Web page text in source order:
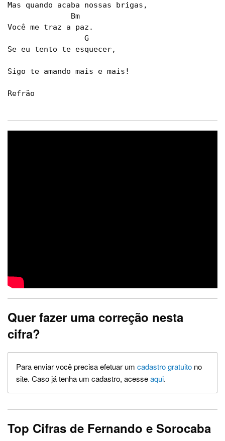
Mas quando acaba nossas brigas,
              Bm
Você me traz a paz.
                 G
Se eu tento te esquecer,
Sigo te amando mais e mais!
Refrão
Quer fazer uma correção nesta
cifra?
Para enviar você precisa efetuar um cadastro gratuito no
site. Caso já tenha um cadastro, acesseaqui.
Top Cifras de Fernando e Sorocaba